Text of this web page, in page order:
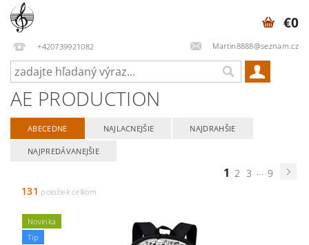
+420739921082 Martin8888@seznam.cz
€0
AE PRODUCTION
ABECEDNE NAJLACNEJŠIE NAJDRAHŠIE
NAJPREDÁVANEJŠIE
1 2 3 ... 9
131 položiek celkom
Novinka
Tip